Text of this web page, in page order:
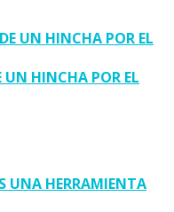
UN HINCHA POR EL